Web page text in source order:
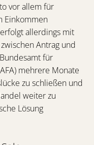
vor allem für
Einkommen
allerdings mit
Antrag und
für
mehrere Monate
zu schließen und
weiter zu
Lösung